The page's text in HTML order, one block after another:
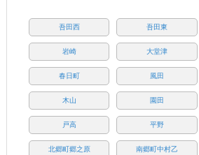
吾田西 吾田東
岩崎 大堂津
春日町 風田
木山 園田
戸高 平野
北郷町郷之原 南郷町中村乙